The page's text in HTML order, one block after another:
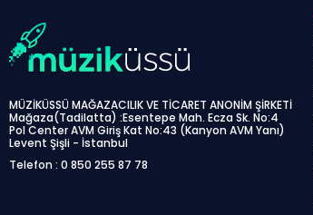
MÜZİKÜSSÜ MAĞAZACILIK VE TİCARET ANONİM ŞİRKETİ
Mağaza(Tadilatta) :Esentepe Mah. Ecza Sk. No:4
Pol Center AVM Giriş Kat No:43 (Kanyon AVM Yanı)
Levent Şişli - İstanbul
Telefon : 0 850 255 87 78